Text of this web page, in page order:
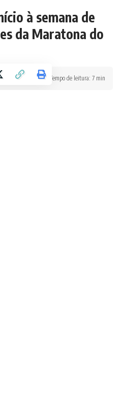
à semana de
da Maratona do
Tempo de leitura: 7 min